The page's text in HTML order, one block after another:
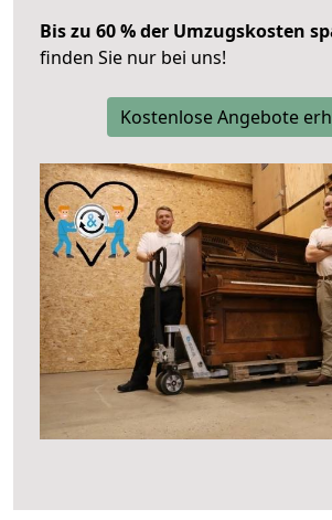
Bis zu 60 % der Umzugskosten
finden Sie nur bei uns!
Kostenlose Angebote